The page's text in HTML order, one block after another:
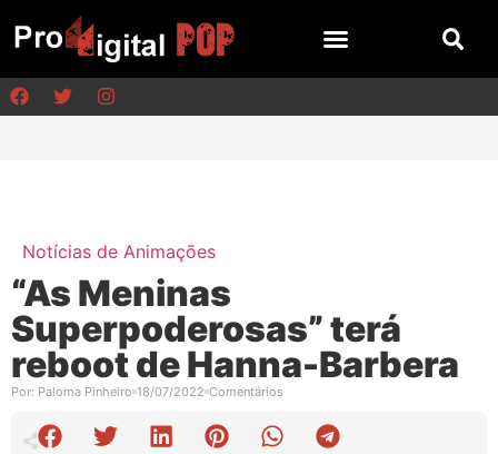
Notícias de Animações
“As Meninas
Superpoderosas” terá
reboot de Hanna-Barbera
Por: Paloma Pinheiro 18/07/2022 Comentários